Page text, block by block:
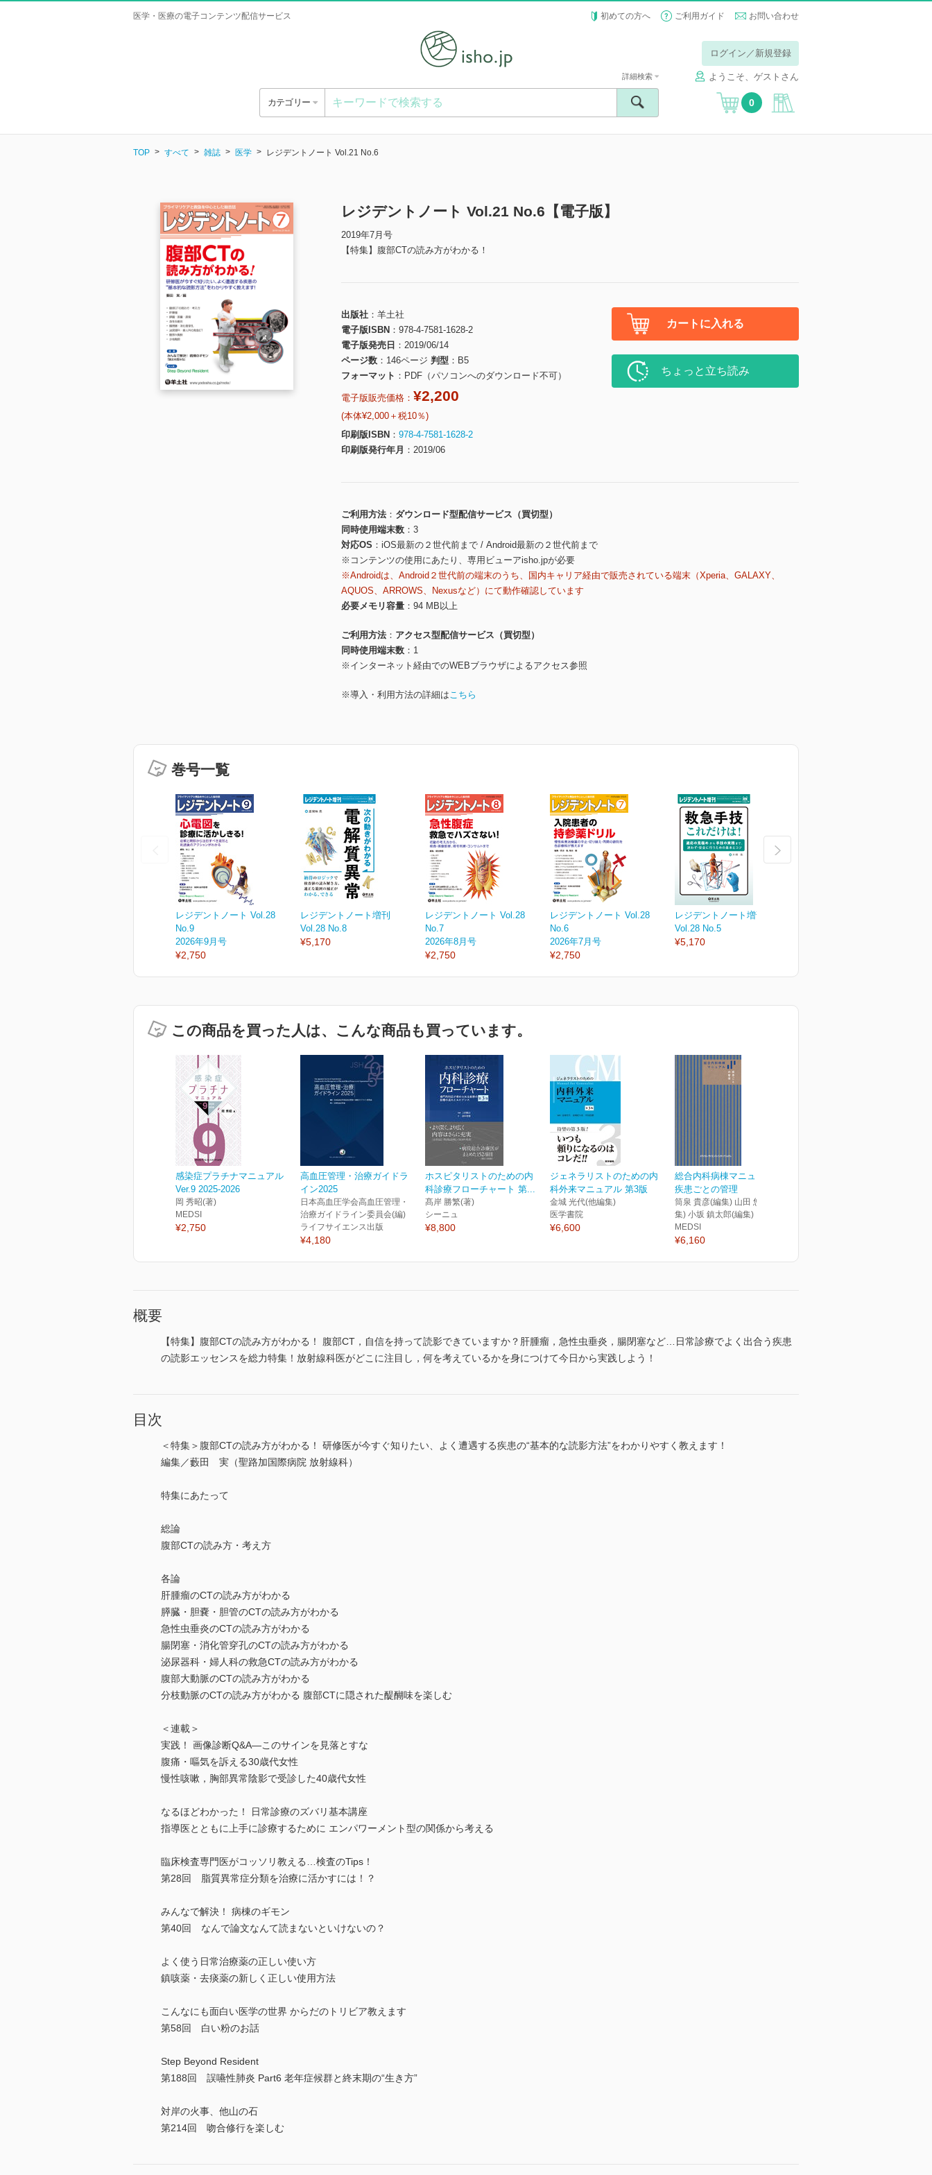
医学・医療の電子コンテンツ配信サービス 初めての方へ ご利用ガイド お問い合わせ
ログイン／新規登録
ようこそ、ゲストさん
カテゴリー
詳細検索
0
TOP すべて 雑誌 医学 レジデントノート Vol.21 No.6
レジデントノート Vol.21 No.6【電子版】
2019年7月号
【特集】腹部CTの読み方がわかる！
出版社
羊土社
電子版ISBN
978-4-7581-1628-2
電子版発売日
2019/06/14
ページ数
146ページ 判型
B5
フォーマット
PDF（パソコンへのダウンロード不可）
電子版販売価格： ¥2,200
(本体¥2,000＋税10％)
印刷版ISBN
978-4-7581-1628-2
印刷版発行年月
2019/06
カートに入れる
ちょっと立ち読み
ご利用方法
ダウンロード型配信サービス（買切型）
同時使用端末数
3
対応OS
iOS最新の２世代前まで / Android最新の２世代前まで
※コンテンツの使用にあたり、専用ビューアisho.jpが必要
※Androidは、Android２世代前の端末のうち、国内キャリア経由で販売されている端末（Xperia、GALAXY、
AQUOS、ARROWS、Nexusなど）にて動作確認しています
必要メモリ容量
94 MB以上
ご利用方法
アクセス型配信サービス（買切型）
同時使用端末数
1
※インターネット経由でのWEBブラウザによるアクセス参照
※導入・利用方法の詳細はこちら
巻号一覧
レジデントノート Vol.28
No.9
2026年9月号
¥2,750
レジデントノート増刊
Vol.28 No.8
¥5,170
レジデントノート Vol.28
No.7
2026年8月号
¥2,750
レジデントノート Vol.28
No.6
2026年7月号
¥2,750
レジデントノート増刊
Vol.28 No.5
¥5,170
この商品を買った人は、こんな商品も買っています。
感染症プラチナマニュアル
Ver.9 2025-2026
岡 秀昭(著)
MEDSI
¥2,750
高血圧管理・治療ガイドラ
イン2025
日本高血圧学会高血圧管理・
治療ガイドライン委員会(編)
ライフサイエンス出版
¥4,180
ホスピタリストのための内
科診療フローチャート 第...
髙岸 勝繁(著)
シーニュ
¥8,800
ジェネラリストのための内
科外来マニュアル 第3版
金城 光代(他編集)
医学書院
¥6,600
総合内科病棟マニュアル
疾患ごとの管理
筒泉 貴彦(編集) 山田 悠史(編
集) 小坂 鎮太郎(編集)
MEDSI
¥6,160
概要
【特集】腹部CTの読み方がわかる！ 腹部CT，自信を持って読影できていますか？肝腫瘤，急性虫垂炎，腸閉塞など…日常診療でよく出合う疾患
の読影エッセンスを総力特集！放射線科医がどこに注目し，何を考えているかを身につけて今日から実践しよう！
目次
＜特集＞腹部CTの読み方がわかる！ 研修医が今すぐ知りたい、よく遭遇する疾患の“基本的な読影方法”をわかりやすく教えます！
編集／藪田 実（聖路加国際病院 放射線科）
特集にあたって
総論
腹部CTの読み方・考え方
各論
肝腫瘤のCTの読み方がわかる
膵臓・胆嚢・胆管のCTの読み方がわかる
急性虫垂炎のCTの読み方がわかる
腸閉塞・消化管穿孔のCTの読み方がわかる
泌尿器科・婦人科の救急CTの読み方がわかる
腹部大動脈のCTの読み方がわかる
分枝動脈のCTの読み方がわかる 腹部CTに隠された醍醐味を楽しむ
＜連載＞
実践！ 画像診断Q&A―このサインを見落とすな
腹痛・嘔気を訴える30歳代女性
慢性咳嗽，胸部異常陰影で受診した40歳代女性
なるほどわかった！ 日常診療のズバリ基本講座
指導医とともに上手に診療するために エンパワーメント型の関係から考える
臨床検査専門医がコッソリ教える…検査のTips！
第28回 脂質異常症分類を治療に活かすには！？
みんなで解決！ 病棟のギモン
第40回 なんで論文なんて読まないといけないの？
よく使う日常治療薬の正しい使い方
鎮咳薬・去痰薬の新しく正しい使用方法
こんなにも面白い医学の世界 からだのトリビア教えます
第58回 白い粉のお話
Step Beyond Resident
第188回 誤嚥性肺炎 Part6 老年症候群と終末期の“生き方”
対岸の火事、他山の石
第214回 吻合修行を楽しむ